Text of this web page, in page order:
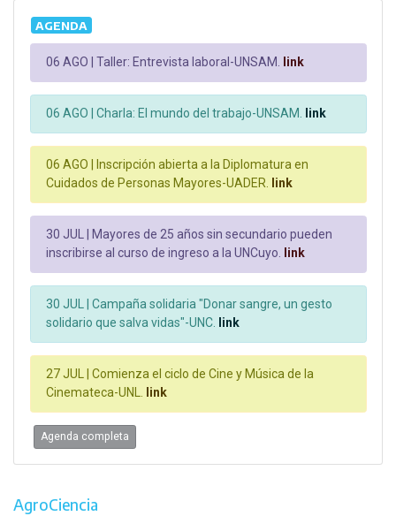
AGENDA
06 AGO | Taller: Entrevista laboral-UNSAM. link
06 AGO | Charla: El mundo del trabajo-UNSAM. link
06 AGO |
Inscripción abierta a la Diplomatura en
Cuidados de Personas Mayores-UADER. link
30 JUL |
Mayores de 25 años sin secundario pueden
inscribirse al curso de ingreso a la UNCuyo. link
30 JUL | Campaña solidaria "Donar sangre, un gesto
solidario que salva vidas"-UNC. link
27 JUL | Comienza el ciclo de Cine y Música de la
Cinemateca-UNL. link
Agenda completa
AgroCiencia